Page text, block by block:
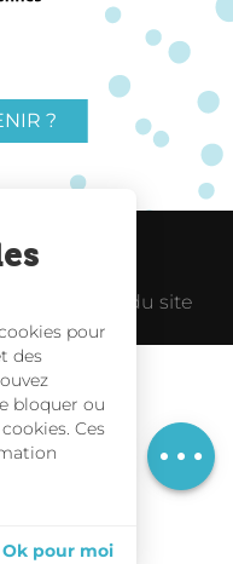
Description
?
Liens utiles
Plan du site
pour
des
bloquer ou
Ces
Ok pour moi